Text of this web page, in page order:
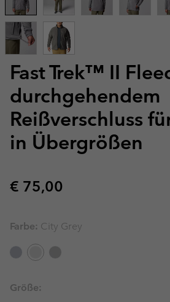
Fast Trek™ II
durchgehendem
Reißverschluss
in Übergrößen
Regular price:
€ 75,00
Farbe: City Grey
Größe: